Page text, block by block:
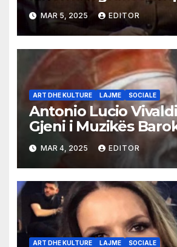
MAR 5, 2025 EDITOR
ART DHE KULTURE LAJME SOCIALE
Antonio Lucio
Gjeni i Muzikës
MAR 4, 2025 EDITOR
ART DHE KULTURE LAJME SOCIALE